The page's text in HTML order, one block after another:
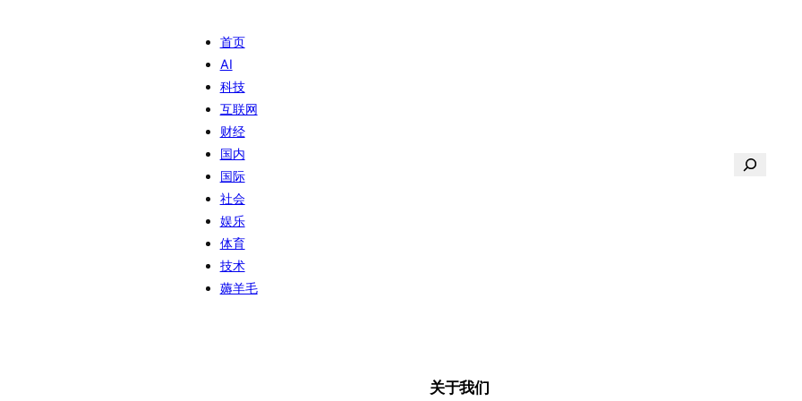
首页
AI
科技
互联网
财经
国内
国际
社会
娱乐
体育
技术
薅羊毛
搜
关于我们